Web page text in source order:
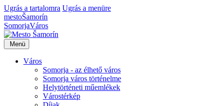
Ugrás a tartalomra Ugrás a menüre
mestoŠamorín
SomorjaVáros
Menü
Város
Somorja - az élhető város
Somorja város történelme
Helytörténeti műemlékek
Várostérkép